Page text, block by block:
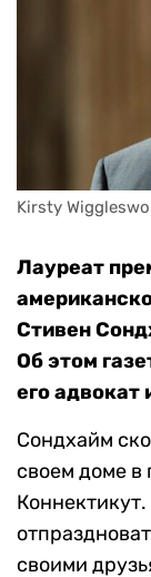
Kirsty
Лауреат
Стивен
Об этом
его адвокат
Сондхайм
своем доме в
своими